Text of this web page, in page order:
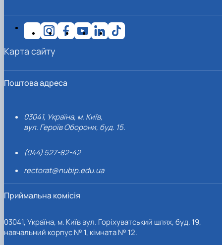
Поштова адреса
03041, Україна, м. Київ,
вул. Героїв Оборони, буд. 15.
(044) 527-82-42
rectorat@nubip.edu.ua
Приймальна комісія
03041, Україна, м. Київ вул. Горіхуватський шлях, буд. 19,
навчальний корпус № 1, кімната № 12.
Карта сайту